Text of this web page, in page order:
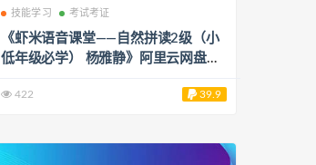
技能学习 考试考证
《虾米语音课堂——自然拼读2级（小
低年级必学） 杨雅静》阿里云网盘下
422 39.9